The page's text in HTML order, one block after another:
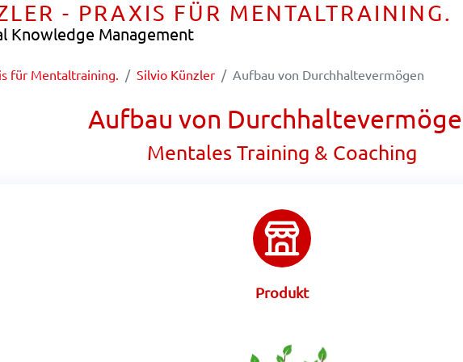
- PRAXIS FÜR MENTALTRAINING.
Knowledge Management
für Mentaltraining. Silvio Künzler Aufbau von Durchhaltevermögen
Aufbau von
Mentales Training & Coaching
Produkt